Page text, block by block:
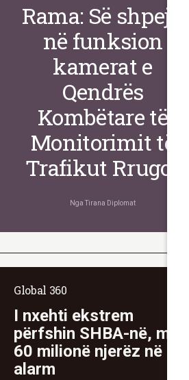
Rama: Së shpejti
në funksion
kamerat e
Qendrës
Kombëtare të
Monitorimit të
Trafikut Rrugor
Nga Tirana Diplomat
Global 360
I nxehti ekstrem
përfshin SHBA-në, mbi
60 milionë njerëz në
alarm